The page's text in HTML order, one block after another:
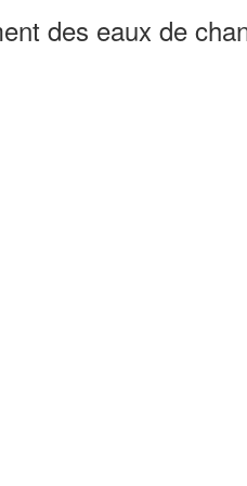
des eaux de